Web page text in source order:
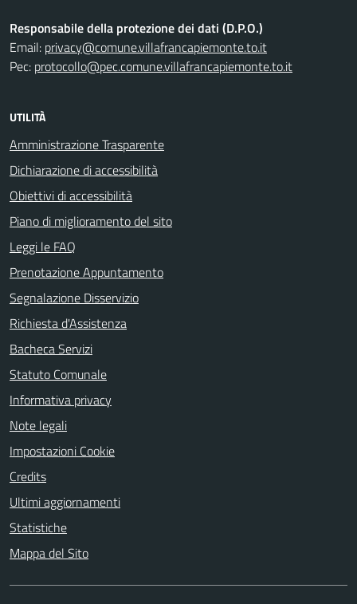
Responsabile della protezione dei dati (D.P.O.)
Email: privacy@comune.villafrancapiemonte.to.it
Pec: protocollo@pec.comune.villafrancapiemonte.to.it
UTILITÀ
Amministrazione Trasparente
Dichiarazione di accessibilità
Obiettivi di accessibilità
Piano di miglioramento del sito
Leggi le FAQ
Prenotazione Appuntamento
Segnalazione Disservizio
Richiesta d'Assistenza
Bacheca Servizi
Statuto Comunale
Informativa privacy
Note legali
Impostazioni Cookie
Credits
Ultimi aggiornamenti
Statistiche
Mappa del Sito